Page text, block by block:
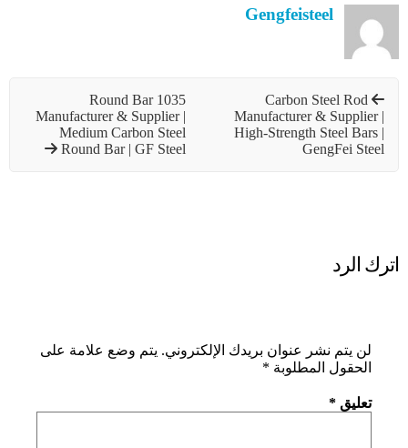
Gengfeisteel
Carbon Steel Rod
Manufacturer & Supplier |
High-Strength Steel Bars |
GengFei Steel
1035 Round Bar
Manufacturer & Supplier |
Medium Carbon Steel
Round Bar | GF Steel
اترك الرد
لن يتم نشر عنوان بريدك الإلكتروني. يتم وضع علامة على
الحقول المطلوبة *
تعليق *